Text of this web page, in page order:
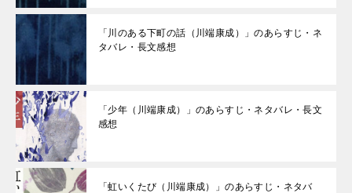
「川のある下町の話（川端康成）」のあらすじ・ネ
タバレ・長文感想
「少年（川端康成）」のあらすじ・ネタバレ・長文
感想
「虹いくたび（川端康成）」のあらすじ・ネタバ